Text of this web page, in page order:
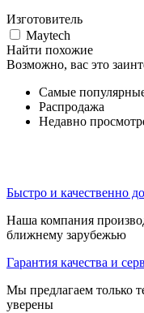
Изготовитель
Maytech
Найти похожие
Возможно, вас это
Самые
Распродажа
Недавно
Быстро и качественно
Наша компания
ближнему зарубежью
Гарантия качества и
Мы предлагаем только
уверены